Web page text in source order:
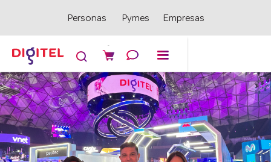
Personas Pymes Empresas
